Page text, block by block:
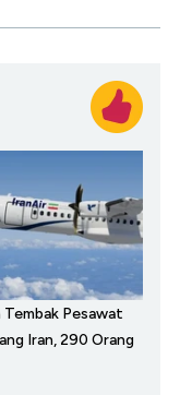
Tembak Pesawat
Iran, 290 Orang